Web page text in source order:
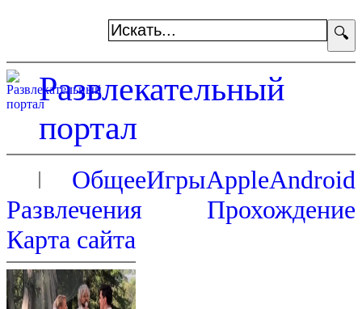
🔍
Развлекательный
портал
ОбщееИгрыAppleAndroid
Развлечения
Прохождение
Карта сайта